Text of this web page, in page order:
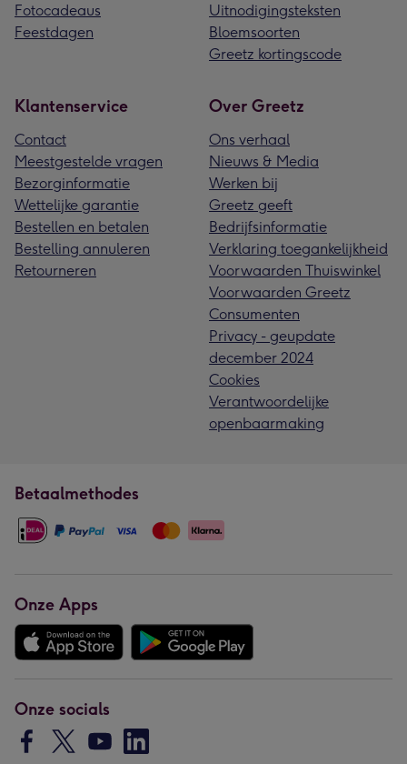
Fotocadeaus
Feestdagen
Uitnodigingsteksten
Bloemsoorten
Greetz kortingscode
Klantenservice
Contact
Meestgestelde vragen
Bezorginformatie
Wettelijke garantie
Bestellen en betalen
Bestelling annuleren
Retourneren
Over Greetz
Ons verhaal
Nieuws & Media
Werken bij
Greetz geeft
Bedrijfsinformatie
Verklaring toegankelijkheid
Voorwaarden Thuiswinkel
Voorwaarden Greetz
Consumenten
Privacy - geupdate
december 2024
Cookies
Verantwoordelijke
openbaarmaking
Betaalmethodes
Onze Apps
Onze socials